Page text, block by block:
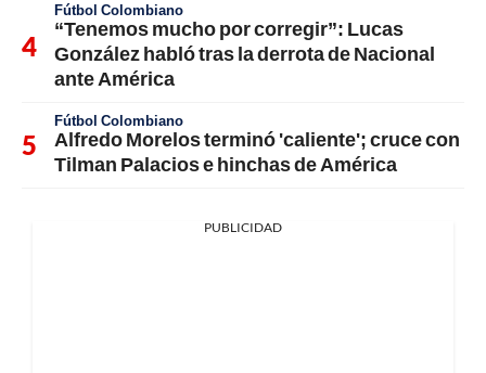
Fútbol Colombiano
“Tenemos mucho por corregir”: Lucas
González habló tras la derrota de Nacional
ante América
Fútbol Colombiano
Alfredo Morelos terminó 'caliente'; cruce con
Tilman Palacios e hinchas de América
PUBLICIDAD